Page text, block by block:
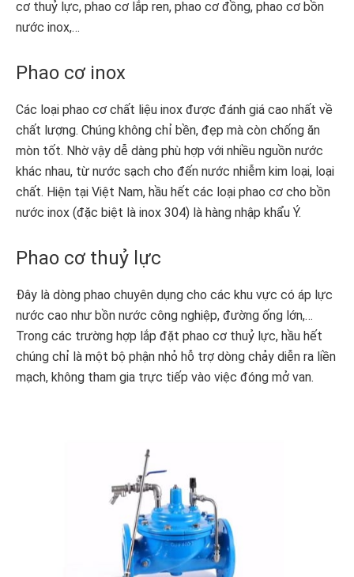
cơ thuỷ lực, phao cơ lắp ren, phao cơ đồng, phao cơ bồn
nước inox,…
Phao cơ inox
Các loại phao cơ chất liệu inox được đánh giá cao nhất về
chất lượng. Chúng không chỉ bền, đẹp mà còn chống ăn
mòn tốt. Nhờ vậy dễ dàng phù hợp với nhiều nguồn nước
khác nhau, từ nước sạch cho đến nước nhiễm kim loại, loại
chất. Hiện tại Việt Nam, hầu hết các loại phao cơ cho bồn
nước inox (đặc biệt là inox 304) là hàng nhập khẩu Ý.
Phao cơ thuỷ lực
Đây là dòng phao chuyên dụng cho các khu vực có áp lực
nước cao như bồn nước công nghiệp, đường ống lớn,…
Trong các trường hợp lắp đặt phao cơ thuỷ lực, hầu hết
chúng chỉ là một bộ phận nhỏ hỗ trợ dòng chảy diễn ra liền
mạch, không tham gia trực tiếp vào việc đóng mở van.